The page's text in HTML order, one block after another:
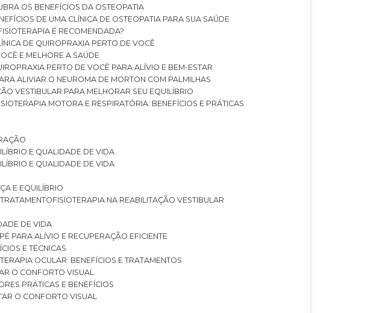
OS BENEFÍCIOS DA OSTEOPATIA
DE UMA CLÍNICA DE OSTEOPATIA PARA SUA SAÚDE
É RECOMENDADA?
DE QUIROPRAXIA PERTO DE VOCÊ
E MELHORE A SAÚDE
PERTO DE VOCÊ PARA ALÍVIO E BEM-ESTAR
ALIVIAR O NEUROMA DE MORTON COM PALMILHAS
VESTIBULAR PARA MELHORAR SEU EQUILÍBRIO
FISIOTERAPIA MOTORA E RESPIRATÓRIA: BENEFÍCIOS E PRÁTICAS
E QUALIDADE DE VIDA
E QUALIDADE DE VIDA
E EQUILÍBRIO
FISIOTERAPIA NA REABILITAÇÃO VESTIBULAR
DE VIDA
PARA ALÍVIO E RECUPERAÇÃO EFICIENTE
E TÉCNICAS
OCULAR: BENEFÍCIOS E TRATAMENTOS
O CONFORTO VISUAL
PRÁTICAS E BENEFÍCIOS
O CONFORTO VISUAL